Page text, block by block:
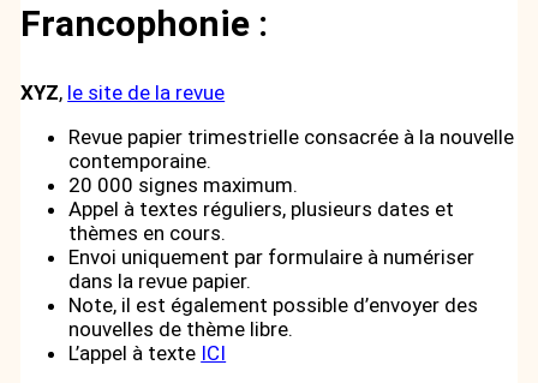
Francophonie :
XYZ, le site de la revue
Revue papier trimestrielle consacrée à la nouvelle
contemporaine.
20 000 signes maximum.
Appel à textes réguliers, plusieurs dates et
thèmes en cours.
Envoi uniquement par formulaire à numériser
dans la revue papier.
Note, il est également possible d’envoyer des
nouvelles de thème libre.
L’appel à texte ICI